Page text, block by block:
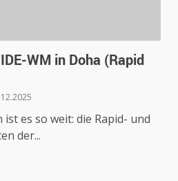
WM in Doha (Rapid
es so weit: die Rapid- und
der...